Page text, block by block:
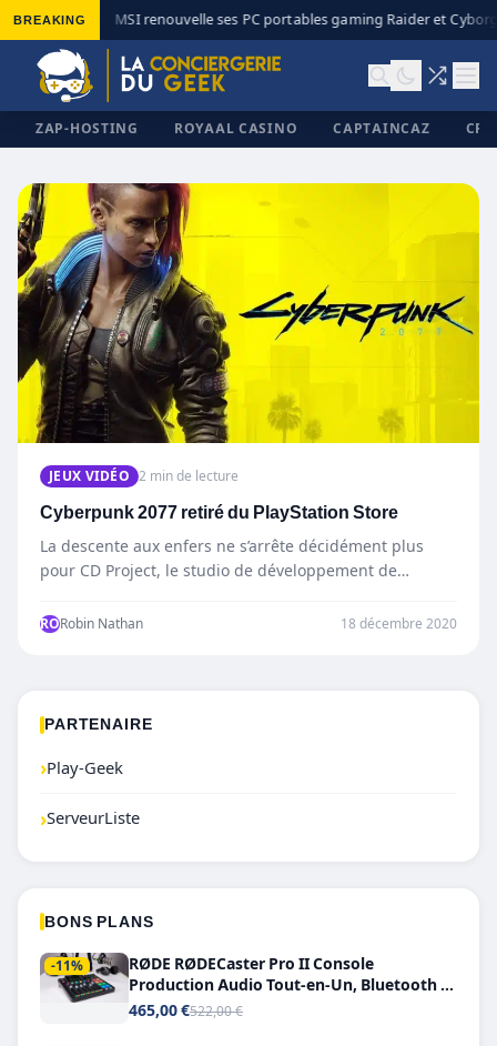
BREAKING MSI renouvelle ses PC portables gaming Raider et
ZAP-HOSTING ROYAAL CASINO CAPTAINCAZ
JEUX VIDÉO 2 min de lecture
Cyberpunk 2077 retiré du PlayStation Store
La descente aux enfers ne s’arrête décidément plus
pour CD Project, le studio de développement de
RORobin Nathan 18 décembre 2020
PARTENAIRE
›Play-Geek
›ServeurListe
BONS PLANS
-11%
RØDE RØDECaster Pro II Console
Production Audio Tout-en-Un, Bluetooth et
Double USB-C
465,00 €522,00 €